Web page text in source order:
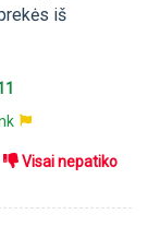
iš
Visai nepatiko